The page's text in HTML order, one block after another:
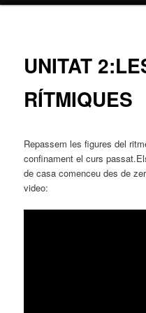
UNITAT
RÍTMIQUES
Repassem les figures del
confinament el curs
de casa comenceu des de
video: